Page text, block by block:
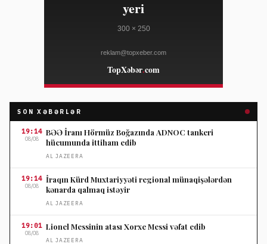
SON XƏBƏRLƏR
19:14
08/08
BƏƏ İranı Hörmüz Boğazında ADNOC tankeri
hücumunda ittiham edib
AL JAZEERA
19:14
08/08
İraqın Kürd Muxtariyyəti regional münaqişələrdən
kənarda qalmaq istəyir
AL JAZEERA
19:01
08/08
Lionel Messinin atası Xorxe Messi vəfat edib
AL JAZEERA